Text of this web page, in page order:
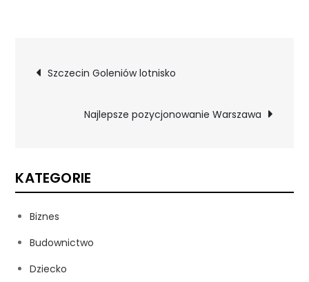
Nawigacja
wpisu
Szczecin Goleniów lotnisko
Najlepsze pozycjonowanie Warszawa
KATEGORIE
Biznes
Budownictwo
Dziecko